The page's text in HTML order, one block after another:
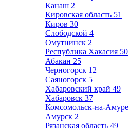
Канаш 2
Кировская область 51
Киров 30
Слободской 4
Омутнинск 2
Республика Хакасия 50
Абакан 25
Черногорск 12
Саяногорск 5
Хабаровский край 49
Хабаровск 37
Комсомольск-на-Амуре
Амурск 2
Рязанская область 49